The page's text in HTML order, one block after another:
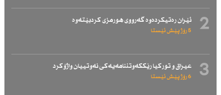
2 ئێران رەتیكردەوە گەرووی هورمزی كردبێتەوە
5 رۆژ پێش ئێستا
3 عیراق و توركیا رێككەوتننامەیەكی نەوتییان واژۆكرد
6 رۆژ پێش ئێستا